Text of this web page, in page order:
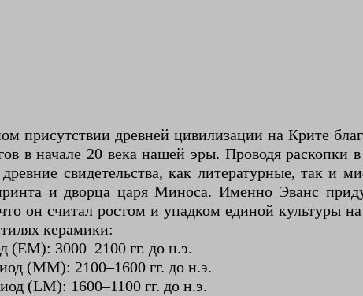
присутствии древней цивилизации на Крите
в начале 20 века нашей эры. Проводя
свидетельства, как литературные, так и
и дворца царя Миноса. Именно Эванс
он считал ростом и упадком единой культуры
керамики:
3000–2100 гг. до н.э.
(ММ): 2100–1600 гг. до н.э.
(LM): 1600–1100 гг. до н.э.